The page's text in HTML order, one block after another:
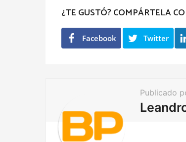
g
i
n
a
n
¿TE GUSTÓ? COMPÁRTELA
Facebook Twitter
Publicado